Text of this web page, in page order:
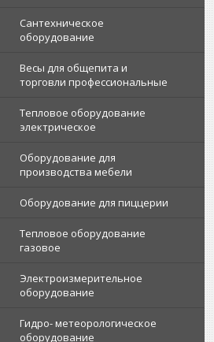
Сантехническое
оборудование
Весы для общепита и
торговли профессиональные
Тепловое оборудование
электрическое
Оборудование для
производства мебели
Оборудование для пиццерии
Тепловое оборудование
газовое
Электроизмерительное
оборудование
Гидро- метеорологическое
оборудование